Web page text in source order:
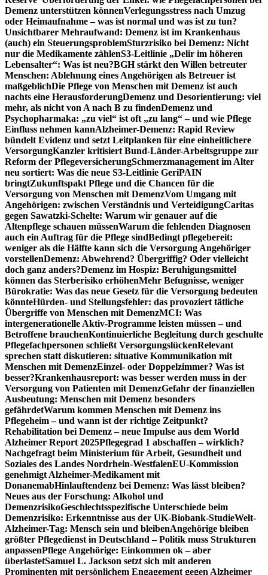
Demenz unterstützen könnenVerlegungsstress nach Umzug
oder Heimaufnahme – was ist normal und was ist zu tun?
Unsichtbarer Mehraufwand: Demenz ist im Krankenhaus
(auch) ein SteuerungsproblemSturzrisiko bei Demenz: Nicht
nur die Medikamente zählenS3-Leitlinie „Delir im höheren
Lebensalter“: Was ist neu?BGH stärkt den Willen betreuter
Menschen: Ablehnung eines Angehörigen als Betreuer ist
maßgeblichDie Pflege von Menschen mit Demenz ist auch
nachts eine HerausforderungDemenz und Desorientierung: viel
mehr, als nicht von A nach B zu findenDemenz und
Psychopharmaka: „zu viel“ ist oft „zu lang“ – und wie Pflege
Einfluss nehmen kannAlzheimer-Demenz: Rapid Review
bündelt Evidenz und setzt Leitplanken für eine einheitlichere
VersorgungKanzler kritisiert Bund-Länder-Arbeitsgruppe zur
Reform der PflegeversicherungSchmerzmanagement im Alter
neu sortiert: Was die neue S3-Leitlinie GeriPAIN
bringtZukunftspakt Pflege und die Chancen für die
Versorgung von Menschen mit DemenzVom Umgang mit
Angehörigen: zwischen Verständnis und VerteidigungCaritas
gegen Sawatzki-Schelte: Warum wir genauer auf die
Altenpflege schauen müssenWarum die fehlenden Diagnosen
auch ein Auftrag für die Pflege sindBedingt pflegebereit:
weniger als die Hälfte kann sich die Versorgung Angehöriger
vorstellenDemenz: Abwehrend? Übergriffig? Oder vielleicht
doch ganz anders?Demenz im Hospiz: Beruhigungsmittel
können das Sterberisiko erhöhenMehr Befugnisse, weniger
Bürokratie: Was das neue Gesetz für die Versorgung bedeuten
könnteHürden- und Stellungsfehler: das provoziert tätliche
Übergriffe von Menschen mit DemenzMCI: Was
intergenerationelle Aktiv-Programme leisten müssen – und
Betroffene brauchenKontinuierliche Begleitung durch geschulte
Pflegefachpersonen schließt VersorgungslückenRelevant
sprechen statt diskutieren: situative Kommunikation mit
Menschen mit DemenzEinzel- oder Doppelzimmer? Was ist
besser?Krankenhausreport: was besser werden muss in der
Versorgung von Patienten mit DemenzGefahr der finanziellen
Ausbeutung: Menschen mit Demenz besonders
gefährdetWarum kommen Menschen mit Demenz ins
Pflegeheim – und wann ist der richtige Zeitpunkt?
Rehabilitation bei Demenz – neue Impulse aus dem World
Alzheimer Report 2025Pflegegrad 1 abschaffen – wirklich?
Nachgefragt beim Ministerium für Arbeit, Gesundheit und
Soziales des Landes Nordrhein-WestfalenEU-Kommission
genehmigt Alzheimer-Medikament mit
DonanemabHinlauftendenz bei Demenz: Was lässt bleiben?
Neues aus der Forschung: Alkohol und
DemenzrisikoGeschlechtsspezifische Unterschiede beim
Demenzrisiko: Erkenntnisse aus der UK-Biobank-StudieWelt-
Alzheimer-Tag: Mensch sein und bleibenAngehörige bleiben
größter Pflegedienst in Deutschland – Politik muss Strukturen
anpassenPflege Angehörige: Einkommen ok – aber
überlastetSamuel L. Jackson setzt sich mit anderen
Prominenten mit persönlichem Engagement gegen Alzheimer